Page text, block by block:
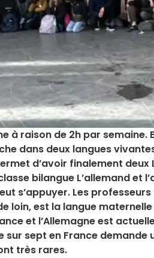
à raison de 2h par
dans deux langues
d’avoir finalement deux
bilangue L’allemand et
s’appuyer. Les
est la langue maternelle
et l’Allemagne est
sept en France
très rares.